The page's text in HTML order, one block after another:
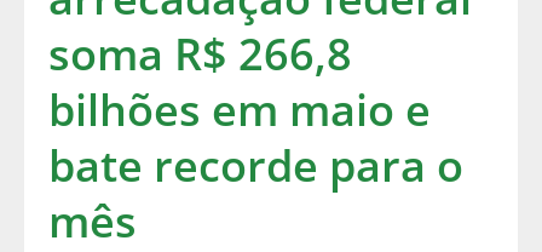
soma R$ 266,8
bilhões em maio e
bate recorde para o
mês